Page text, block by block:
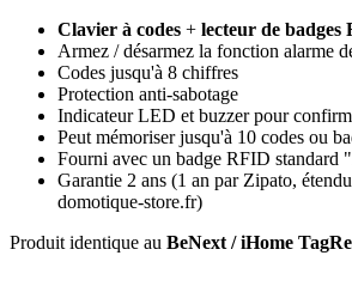
Clavier à codes + lecteur de
Armez / désarmez la fonction alarme
Codes jusqu'à 8 chiffres
Protection anti-sabotage
Indicateur LED et buzzer pour
Peut mémoriser jusqu'à 10 codes ou
Fourni avec un badge RFID standard "
Garantie 2 ans (1 an par Zipato,
domotique-store.fr)
Produit identique au BeNext / iHome